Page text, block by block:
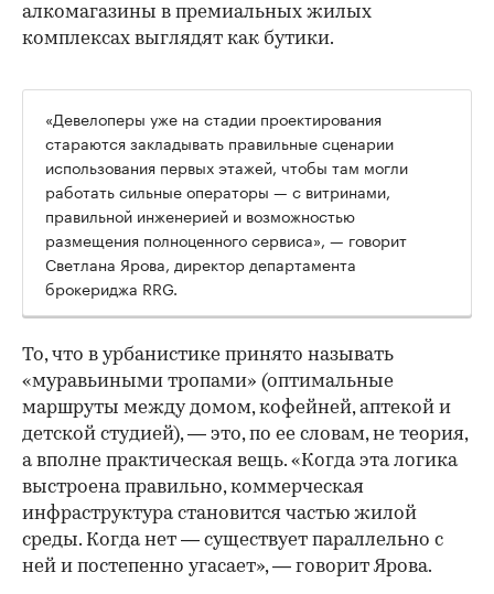
алкомагазины в премиальных жилых
комплексах выглядят как бутики.
00:00
«Девелоперы уже на стадии проектирования
стараются закладывать правильные сценарии
использования первых этажей, чтобы там могли
работать сильные операторы — с витринами,
правильной инженерией и возможностью
размещения полноценного сервиса», — говорит
Светлана Ярова, директор департамента
брокериджа RRG.
То, что в урбанистике принято называть
«муравьиными тропами» (оптимальные
маршруты между домом, кофейней, аптекой и
детской студией), — это, по ее словам, не теория,
а вполне практическая вещь. «Когда эта логика
выстроена правильно, коммерческая
инфраструктура становится частью жилой
среды. Когда нет — существует параллельно с
ней и постепенно угасает», — говорит Ярова.